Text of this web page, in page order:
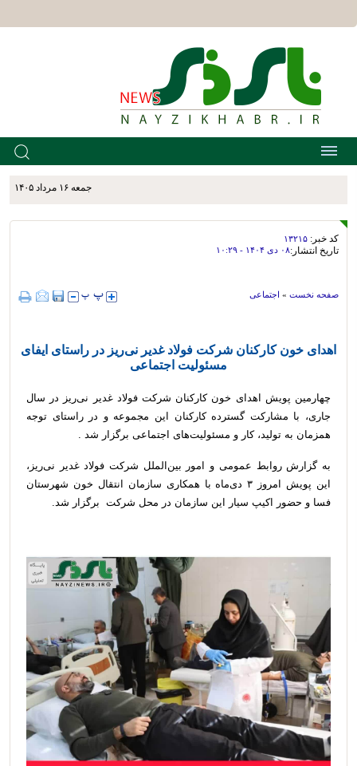
جمعه ۱۶ مرداد ۱۴۰۵
کد خبر: ۱۳۲۱۵
تاریخ انتشار:۰۸ دی ۱۴۰۴ - ۱۰:۲۹
صفحه نخست » اجتماعی
اهدای خون کارکنان شرکت فولاد غدیر نی‌ریز در راستای ایفای
مسئولیت اجتماعی
چهارمین پویش اهدای خون کارکنان شرکت فولاد غدیر نی‌ریز در سال
جاری، با مشارکت گسترده کارکنان این مجموعه و در راستای توجه
همزمان به تولید، کار و مسئولیت‌های اجتماعی برگزار شد .
به گزارش روابط عمومی و امور بین‌الملل شرکت فولاد غدیر نی‌ریز،
این پویش امروز ۳ دی‌ماه با همکاری سازمان انتقال خون شهرستان
فسا و حضور اکیپ سیار این سازمان در محل شرکت برگزار شد.